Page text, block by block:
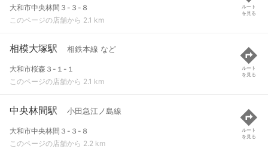
大和市中央林間３-３-８
このページの店舗から 2.1 km
ルート
を見る
相模大塚駅 相鉄本線 など
大和市桜森３-１-１
このページの店舗から 2.1 km
ルート
を見る
中央林間駅 小田急江ノ島線
大和市中央林間３-３-８
このページの店舗から 2.2 km
ルート
を見る